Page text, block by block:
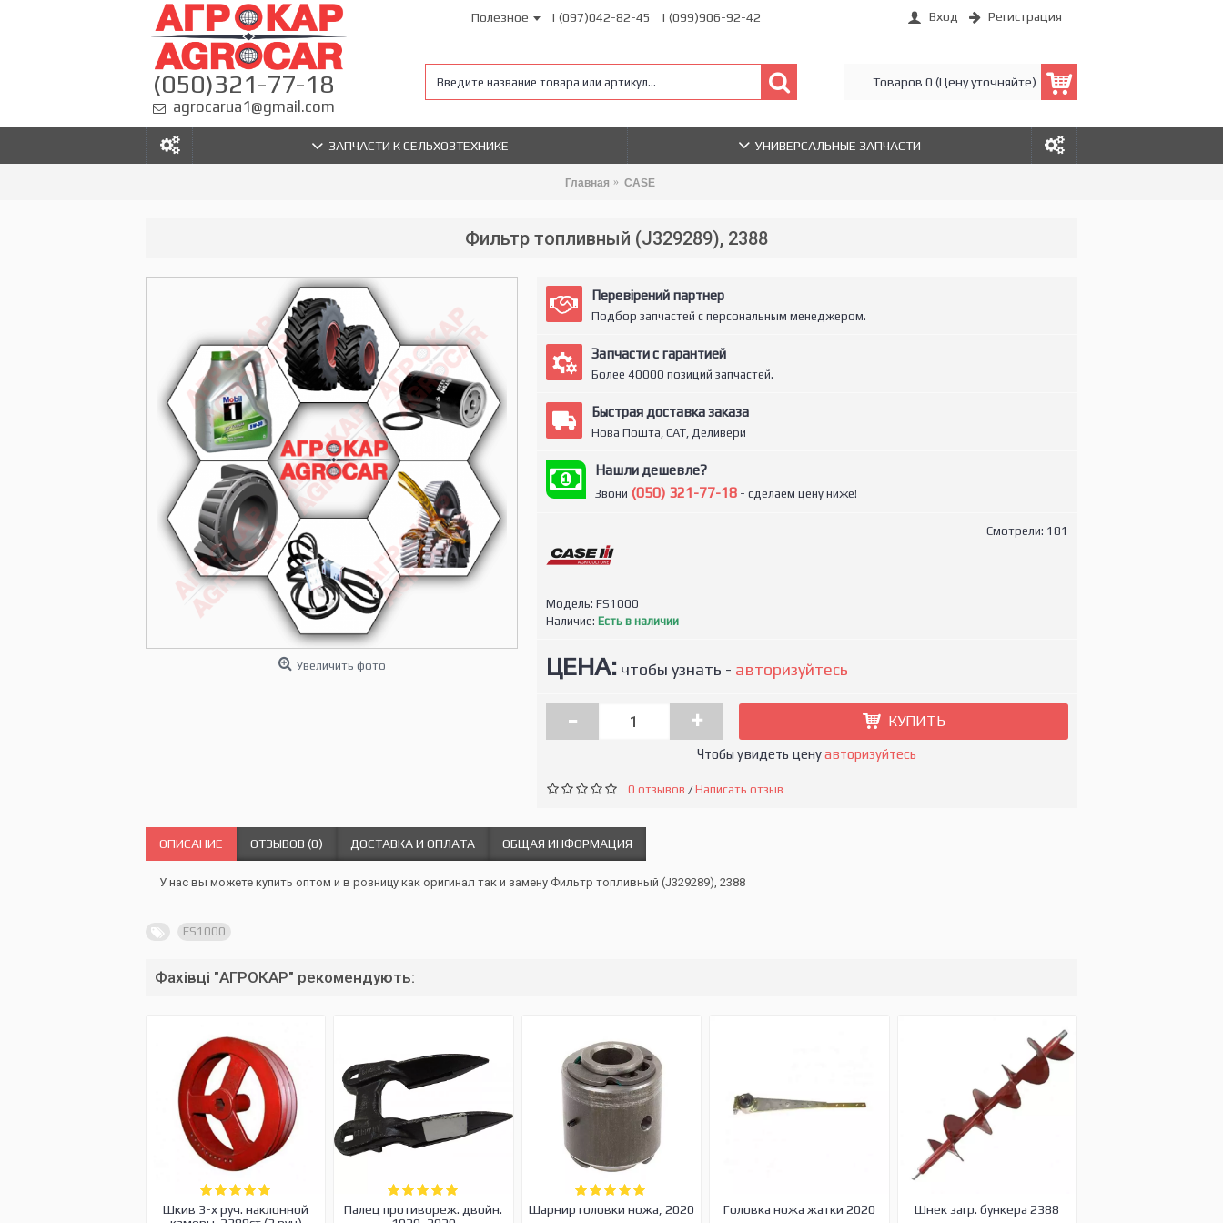
(050)321-77-18
agrocarua1@gmail.com
Полезное | (097)042-82-45 | (099)906-92-42 Вход Регистрация
Товаров 0 (Цену уточняйте)
ЗАПЧАСТИ К СЕЛЬХОЗТЕХНИКЕ УНИВЕРСАЛЬНЫЕ ЗАПЧАСТИ
Главная CASE
Фильтр топливный (J329289), 2388
Увеличить фото
Перевірений партнер
Подбор запчастей с персональным менеджером.
Запчасти с гарантией
Более 40000 позиций запчастей.
Быстрая доставка заказа
Нова Пошта, САТ, Деливери
Нашли дешевле?
Звони (050) 321-77-18- сделаем цену ниже!
Смотрели: 181
Модель: FS1000
Наличие: Есть в наличии
ЦЕНА:чтобы узнать - авторизуйтесь
- + КУПИТЬ
Чтобы увидеть ценуавторизуйтесь
0 отзывов /Написать отзыв
ОПИСАНИЕ ОТЗЫВОВ (0) ДОСТАВКА И ОПЛАТА ОБЩАЯ ИНФОРМАЦИЯ
У нас вы можете купить оптом и в розницу как оригинал так и замену Фильтр топливный (J329289), 2388
FS1000
Фахівці "АГРОКАР" рекомендують:
Шкив 3-х руч. наклонной
Палец противореж. двойн.
Шарнир головки ножа, 2020 Головка ножа жатки 2020 Шнек загр. бункера 2388